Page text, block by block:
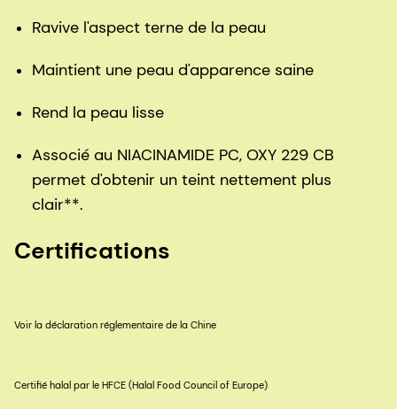
Ravive l'aspect terne de la peau
Maintient une peau d'apparence saine
Rend la peau lisse
Associé au NIACINAMIDE PC, OXY 229 CB
permet d'obtenir un teint nettement plus
clair**.
Certifications
Voir la déclaration réglementaire de la Chine
Certifié halal par le HFCE (Halal Food Council of Europe)